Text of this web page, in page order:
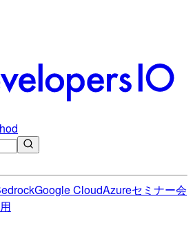
Google CloudAzureセミナー会